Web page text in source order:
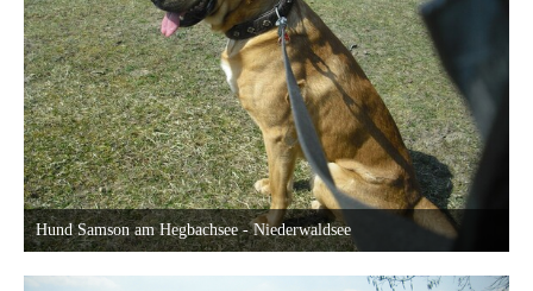
Hund Samson am Hegbachsee - Niederwaldsee
19. April 2013 um 19:34